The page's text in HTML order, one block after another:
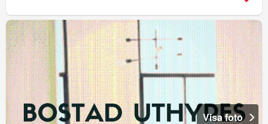
Visa foto